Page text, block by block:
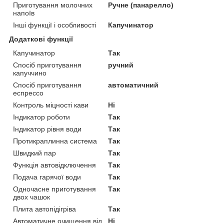
Приготування молочних
напоїв
Ручне (панарелло)
Інші функції і особливості
Капучинатор
Додаткові функції
Капучинатор
Так
Спосіб приготування
капуччино
ручний
Спосіб приготування
еспрессо
автоматичний
Контроль міцності кави
Ні
Індикатор роботи
Так
Індикатор рівня води
Так
Протикраплинна система
Так
Швидкий пар
Так
Функція автовідключення
Так
Подача гарячої води
Так
Одночасне приготування
двох чашок
Так
Плита автопідігріва
Так
Автоматичне очищення від
Ні